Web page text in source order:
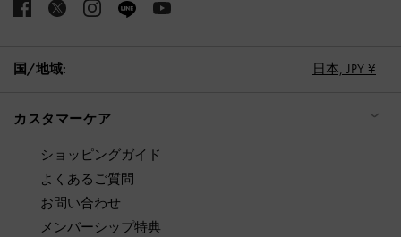
国/地域: 日本, JPY ¥
カスタマーケア
ショッピングガイド
よくあるご質問
お問い合わせ
メンバーシップ特典